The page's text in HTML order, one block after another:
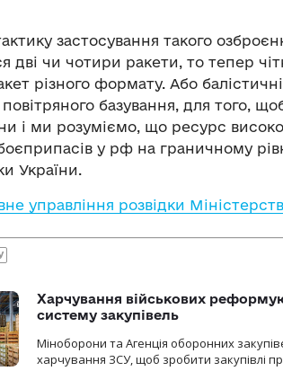
застосування такого
дві чи чотири ракети, то тепер
різного формату. Або
базування, для того,
і ми розуміємо, що ресурс
у рф на граничному
України.
управління розвідки
Харчування військових
систему закупівель
Міноборони та Агенція оборонних
харчування ЗСУ, щоб зробити закупівлі